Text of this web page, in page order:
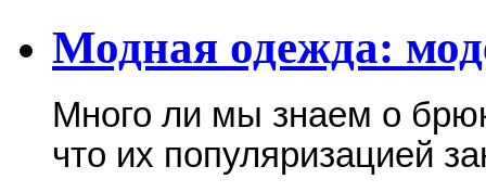
Модная одежда:
Много ли мы знаем о
что их популяризацией